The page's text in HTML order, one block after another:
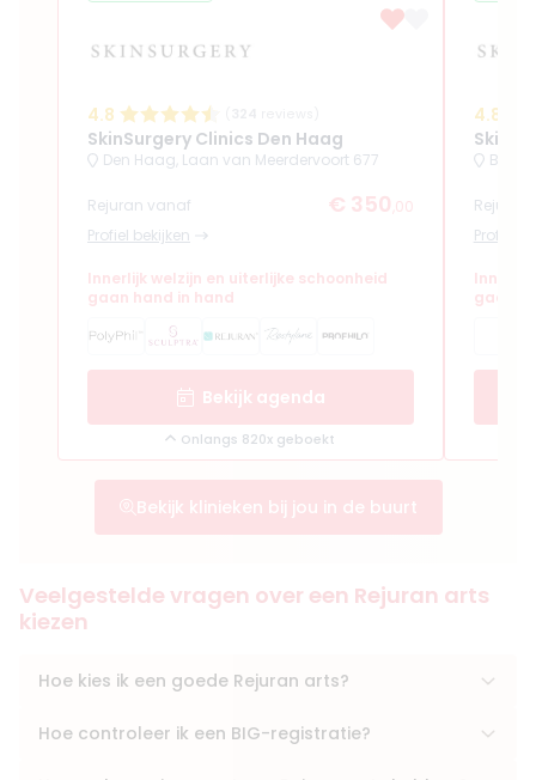
4.8
SkinSurgery Clinics Den Haag
Den Haag, Laan van Meerdervoort 677
Rejuran vanaf € 350 ,00
Profiel bekijken
Innerlijk welzijn en uiterlijke schoonheid
gaan hand in hand
Bekijk agenda
Onlangs 820x geboekt
4.8
Profiel
gaan
Bekijk klinieken bij jou in de buurt
Veelgestelde vragen over een Rejuran arts
kiezen
Hoe kies ik een goede Rejuran arts?
Hoe controleer ik een BIG-registratie?